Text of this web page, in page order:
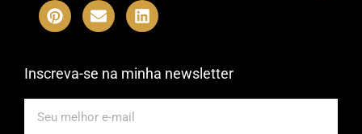
s
t
a
r
m
c
e
b
o
u
t
u
e
n
t
e
e
t
v
e
l
p
n
k
e
i
Inscreva-se na minha newsletter